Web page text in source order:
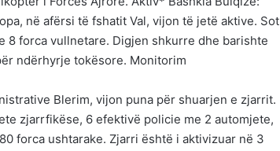
në afërsi të fshatit Val, vijon të jetë aktive. Sot
8 forca vullnetare. Digjen shkurre dhe barishte
ndërhyrje tokësore. Monitorim
Blerim, vijon puna për shuarjen e zjarrit.
zjarrfikëse, 6 efektivë policie me 2 automjete,
forca ushtarake. Zjarri është i aktivizuar në 3